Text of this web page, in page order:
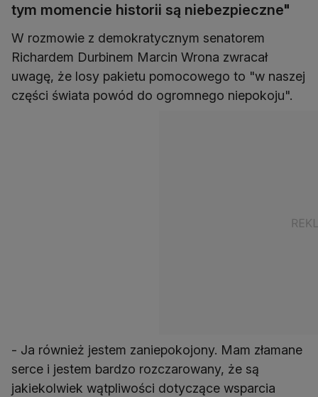
tym momencie historii są niebezpieczne"
W rozmowie z demokratycznym senatorem
Richardem Durbinem Marcin Wrona zwracał
uwagę, że losy pakietu pomocowego to "w naszej
części świata powód do ogromnego niepokoju".
- Ja również jestem zaniepokojony. Mam złamane
serce i jestem bardzo rozczarowany, że są
jakiekolwiek wątpliwości dotyczące wsparcia